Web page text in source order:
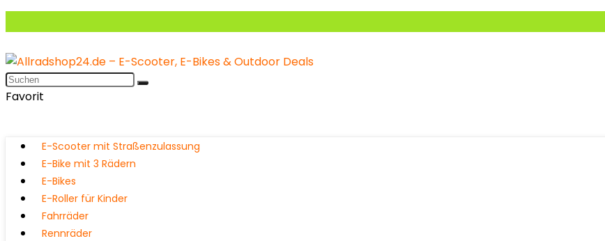
Favorit
E-Scooter mit Straßenzulassung
E-Bike mit 3 Rädern
E-Bikes
E-Roller für Kinder
Fahrräder
Rennräder